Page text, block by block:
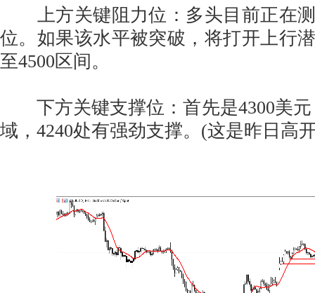
上方关键阻力位：多头目前正在测
位。如果该水平被突破，将打开上行
至4500区间。
下方关键支撑位：首先是4300美元
域，4240处有强劲支撑。(这是昨日高